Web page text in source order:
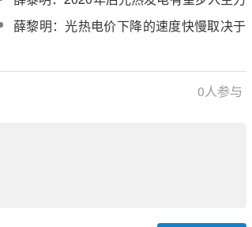
能源行列
薛黎明：光热电价下降的速度快慢取决于
0人参与